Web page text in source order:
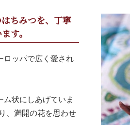
ちみつを、丁寧
す。
ロッパで広く愛され
状にしあげていま
、満開の花を思わせ